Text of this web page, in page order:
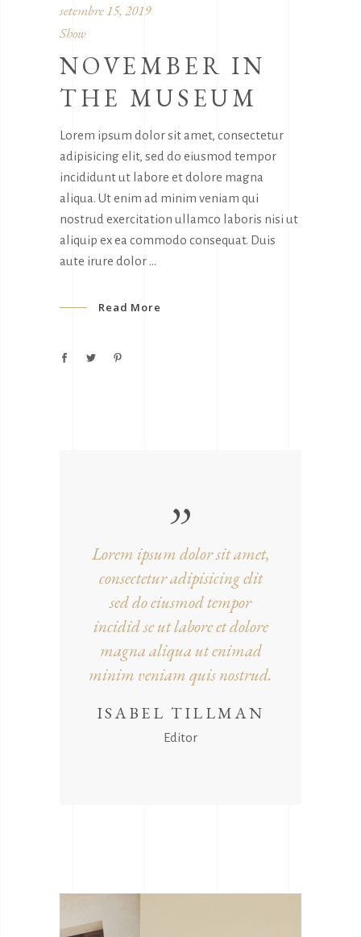
setembre 15, 2019
Show
NOVEMBER IN
THE MUSEUM
Lorem ipsum dolor sit amet, consectetur
adipisicing elit, sed do eiusmod tempor
incididunt ut labore et dolore magna
aliqua. Ut enim ad minim veniam qui
nostrud exercitation ullamco laboris nisi ut
aliquip ex ea commodo consequat. Duis
aute irure dolor
Read More
Lorem ipsum dolor sit amet,
consectetur adipisicing elit
sed do eiusmod tempor
incidid se ut labore et dolore
magna aliqua ut enimad
minim veniam quis nostrud.
ISABEL TILLMAN
Editor